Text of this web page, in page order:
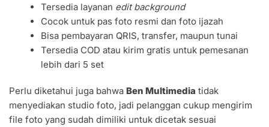
Tersedia layanan edit background
Cocok untuk pas foto resmi dan foto ijazah
Bisa pembayaran QRIS, transfer, maupun tunai
Tersedia COD atau kirim gratis untuk pemesanan
lebih dari 5 set
Perlu diketahui juga bahwa Ben Multimedia tidak
menyediakan studio foto, jadi pelanggan cukup mengirim
file foto yang sudah dimiliki untuk dicetak sesuai